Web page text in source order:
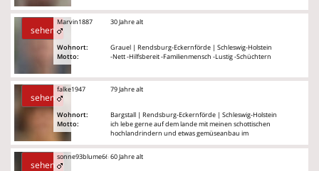
sehen
Marvin1887
Wohnort:
Motto:
30 Jahre alt
Grauel | Rendsburg-Eckernförde | Schleswig-Holstein
-Nett -Hilfsbereit -Familienmensch -Lustig -Schüchtern
sehen
falke1947
Wohnort:
Motto:
79 Jahre alt
Bargstall | Rendsburg-Eckernförde | Schleswig-Holstein
ich lebe gerne auf dem lande mit meinen schottischen
hochlandrindern und etwas gemüseanbau im
sehen
sonne93blume6660 Jahre alt